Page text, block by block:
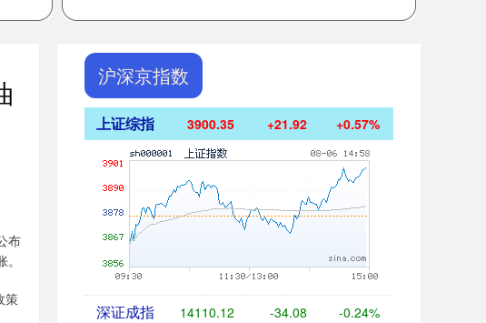
布
策
沪深京指数
上证综指 3900.35 +21.92 +0.57%
深证成指 14110.12 -34.08 -0.24%